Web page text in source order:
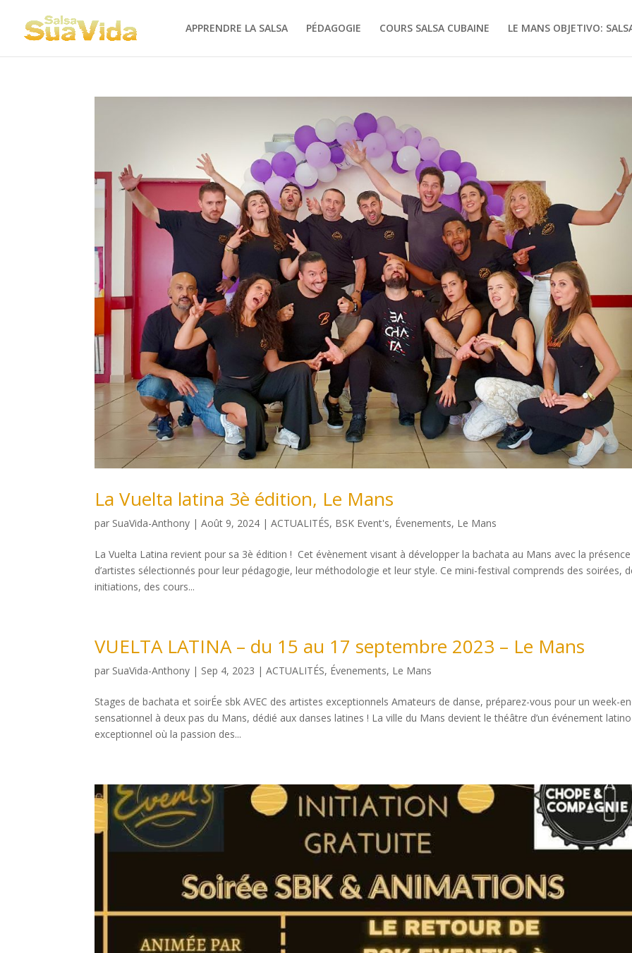
APPRENDRE LA SALSA PÉDAGOGIE COURS SALSA CUBAINE LE MANS OBJETIVO:
La Vuelta latina 3è édition, Le Mans
par SuaVida-Anthony |Août 9, 2024 |ACTUALITÉS, BSK Event's, Évenements, Le Mans
La Vuelta Latina revient pour sa 3è édition ! Cet évènement visant à développer la bachata au Mans avec la présence
d’artistes sélectionnés pour leur pédagogie, leur méthodologie et leur style. Ce mini-festival comprends des soirées,
initiations, des cours...
VUELTA LATINA – du 15 au 17 septembre 2023 – Le Mans
par SuaVida-Anthony | Sep 4, 2023 |ACTUALITÉS, Évenements, Le Mans
Stages de bachata et soirÉe sbk AVEC des artistes exceptionnels Amateurs de danse, préparez-vous pour un week-
sensationnel à deux pas du Mans, dédié aux danses latines ! La ville du Mans devient le théâtre d’un événement latino
exceptionnel où la passion des...